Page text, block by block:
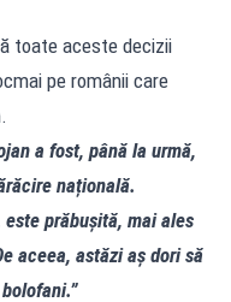
toate aceste decizii
pe românii care
a fost, până la urmă,
națională.
prăbușită, mai ales
aceea, astăzi aș dori să